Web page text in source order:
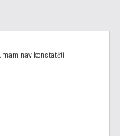
nav konstatēti